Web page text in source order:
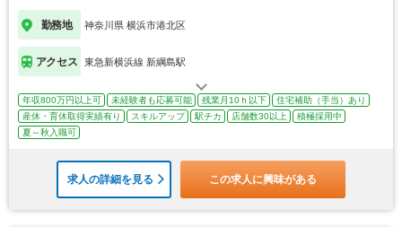
勤務地 神奈川県 横浜市港北区
アクセス 東急新横浜線 新綱島駅
年収800万円以上可 未経験者も応募可能 残業月10ｈ以下
住宅補助（手当）あり
産休・育休取得実績有り
スキルアップ 駅チカ 店舗数30以上
積極採用中
夏～秋入職可
求人の詳細を見る この求人に興味がある